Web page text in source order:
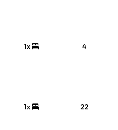
1x 4
1x 22